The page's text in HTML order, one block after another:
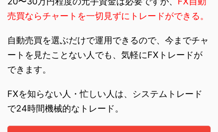
売買ならチャートを一切見ずにトレードができる。
自動売買を選ぶだけで運用できるので、今までチャ
ートを見たことない人でも、気軽にFXトレードが
できます。
FXを知らない人・忙しい人は、システムトレード
で24時間機械的なトレード。